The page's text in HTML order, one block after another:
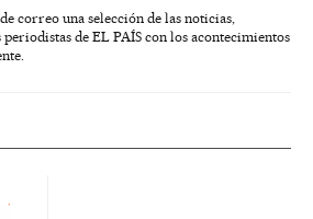
correo una selección de las noticias,
de EL PAÍS con los acontecimientos